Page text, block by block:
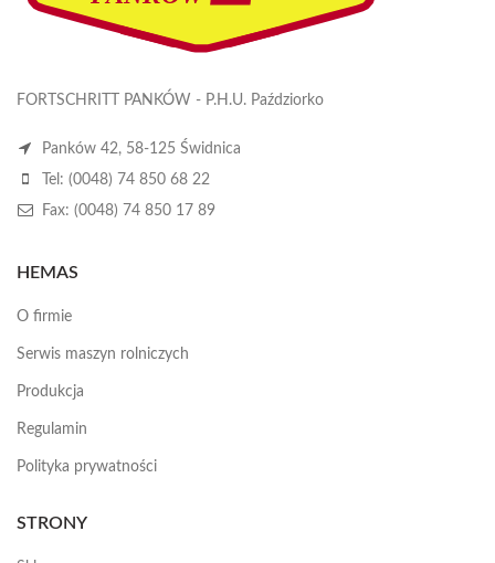
FORTSCHRITT PANKÓW - P.H.U. Paździorko
Panków 42, 58-125 Świdnica
Tel: (0048) 74 850 68 22
Fax: (0048) 74 850 17 89
HEMAS
O firmie
Serwis maszyn rolniczych
Produkcja
Regulamin
Polityka prywatności
STRONY